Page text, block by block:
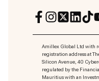
Amillex Global Ltd with
registration address at
Silicon Avenue, 40
regulated by the
Mauritius with an